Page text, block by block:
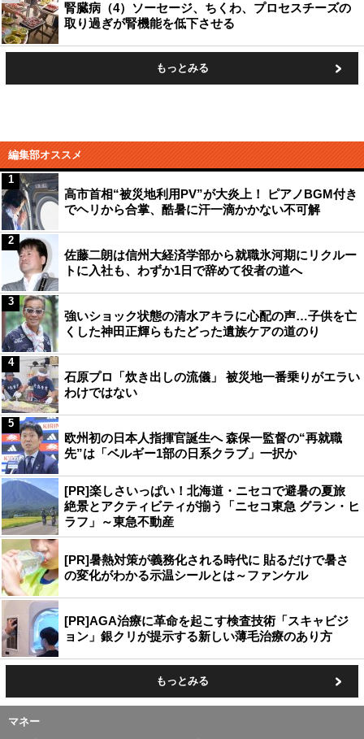
腎臓病（4）ソーセージ、ちくわ、プロセスチーズの
取り過ぎが腎機能を低下させる
もっとみる
編集部オススメ
高市首相“被災地利用PV”が大炎上！ ピアノBGM付き
でヘリから合掌、酷暑に汗一滴かかない不可解
1
佐藤二朗は信州大経済学部から就職氷河期にリクルー
トに入社も、わずか1日で辞めて役者の道へ
2
強いショック状態の清水アキラに心配の声…子供を亡
くした神田正輝らもたどった遺族ケアの道のり
3
石原プロ「炊き出しの流儀」 被災地一番乗りがエラい
わけではない
4
欧州初の日本人指揮官誕生へ 森保一監督の“再就職
先”は「ベルギー1部の日系クラブ」一択か
5
[PR]楽しさいっぱい！北海道・ニセコで避暑の夏旅
絶景とアクティビティが揃う「ニセコ東急 グラン・ヒ
ラフ」～東急不動産
[PR]暑熱対策が義務化される時代に 貼るだけで暑さ
の変化がわかる示温シールとは～ファンケル
[PR]AGA治療に革命を起こす検査技術「スキャビジ
ョン」銀クリが提示する新しい薄毛治療のあり方
もっとみる
マネー